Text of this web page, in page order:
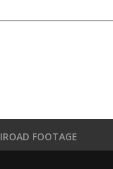
IROAD FOOTAGE